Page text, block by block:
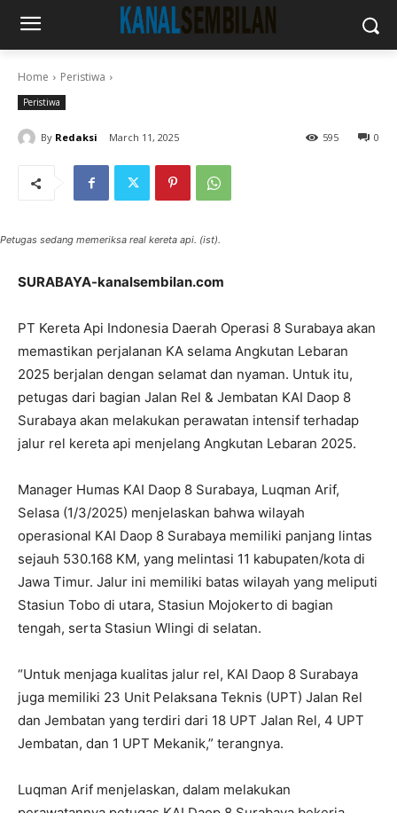
Home Peristiwa
Peristiwa
By Redaksi March 11, 2025 0
595
Petugas sedang memeriksa real kereta api. (ist).
SURABAYA-kanalsembilan.com
PT Kereta Api Indonesia Daerah Operasi 8 Surabaya akan
memastikan perjalanan KA selama Angkutan Lebaran
2025 berjalan dengan selamat dan nyaman. Untuk itu,
petugas dari bagian Jalan Rel & Jembatan KAI Daop 8
Surabaya akan melakukan perawatan intensif terhadap
jalur rel kereta api menjelang Angkutan Lebaran 2025.
Manager Humas KAI Daop 8 Surabaya, Luqman Arif,
Selasa (1/3/2025) menjelaskan bahwa wilayah
operasional KAI Daop 8 Surabaya memiliki panjang lintas
sejauh 530.168 KM, yang melintasi 11 kabupaten/kota di
Jawa Timur. Jalur ini memiliki batas wilayah yang meliputi
Stasiun Tobo di utara, Stasiun Mojokerto di bagian
tengah, serta Stasiun Wlingi di selatan.
“Untuk menjaga kualitas jalur rel, KAI Daop 8 Surabaya
juga memiliki 23 Unit Pelaksana Teknis (UPT) Jalan Rel
dan Jembatan yang terdiri dari 18 UPT Jalan Rel, 4 UPT
Jembatan, dan 1 UPT Mekanik,” terangnya.
Luqman Arif menjelaskan, dalam melakukan